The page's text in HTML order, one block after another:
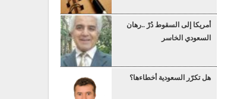
أمريكا إلى السقوط دُرْ ..رهان
السعودي الخاسر
هل تكرّر السعودية أخطاءها؟